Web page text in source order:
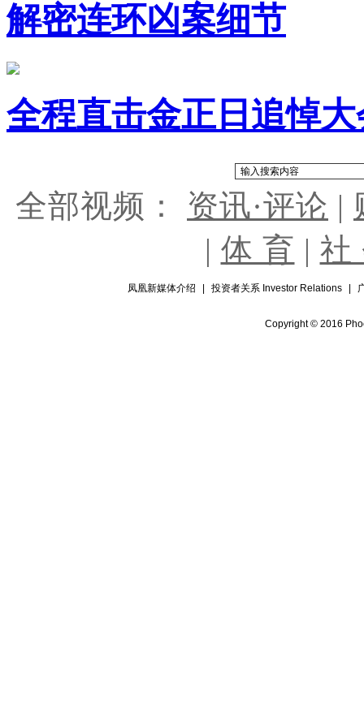
解密连环凶案细节
全程直击金正日追悼大
全部视频： 资讯·评论 |
| 体 育 | 社
凤凰新媒体介绍 投资者关系 Investor Relations
Copyright © 2016